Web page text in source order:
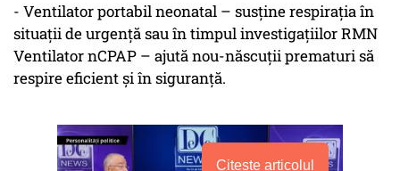
- Ventilator portabil neonatal – susține respirația în
situații de urgență sau în timpul investigațiilor RMN
Ventilator nCPAP – ajută nou-născuții prematuri să
respire eficient și în siguranță.
Citește articolul